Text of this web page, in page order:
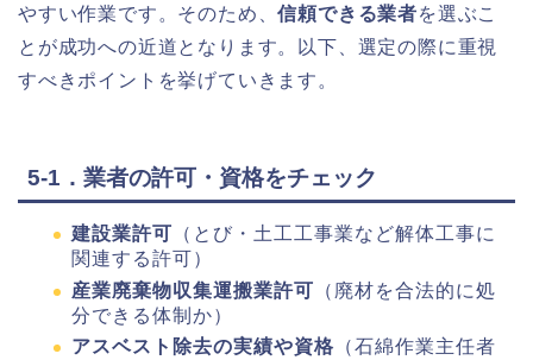
やすい作業です。そのため、信頼できる業者を選ぶこ
とが成功への近道となります。以下、選定の際に重視
すべきポイントを挙げていきます。
5-1．業者の許可・資格をチェック
建設業許可 （とび・土工工事業など解体工事に
関連する許可）
産業廃棄物収集運搬業許可 （廃材を合法的に処
分できる体制か）
アスベスト除去の実績や資格 （石綿作業主任者